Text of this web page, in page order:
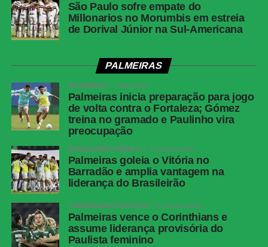
São Paulo sofre empate do
Millonarios no Morumbis em estreia
de Dorival Júnior na Sul-Americana
PALMEIRAS
PALMEIRAS 3 dias atrás
Palmeiras inicia preparação para jogo
de volta contra o Fortaleza; Gómez
treina no gramado e Paulinho vira
preocupação
BRASILEIRÃO SÉRIE A 1 semana atrás
Palmeiras goleia o Vitória no
Barradão e amplia vantagem na
liderança do Brasileirão
CAMPEONATO PAULISTA 1 semana atrás
Palmeiras vence o Corinthians e
assume liderança provisória do
Paulista feminino